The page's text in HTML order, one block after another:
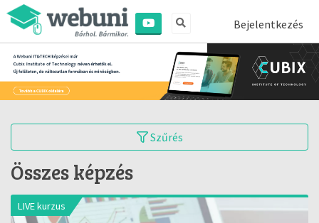
Bejelentkezés
Szűrés
Összes képzés
LIVE kurzus